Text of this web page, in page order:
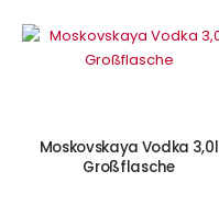
Nicht auf Lager
Moskovskaya Vodka 3,0l
Großflasche